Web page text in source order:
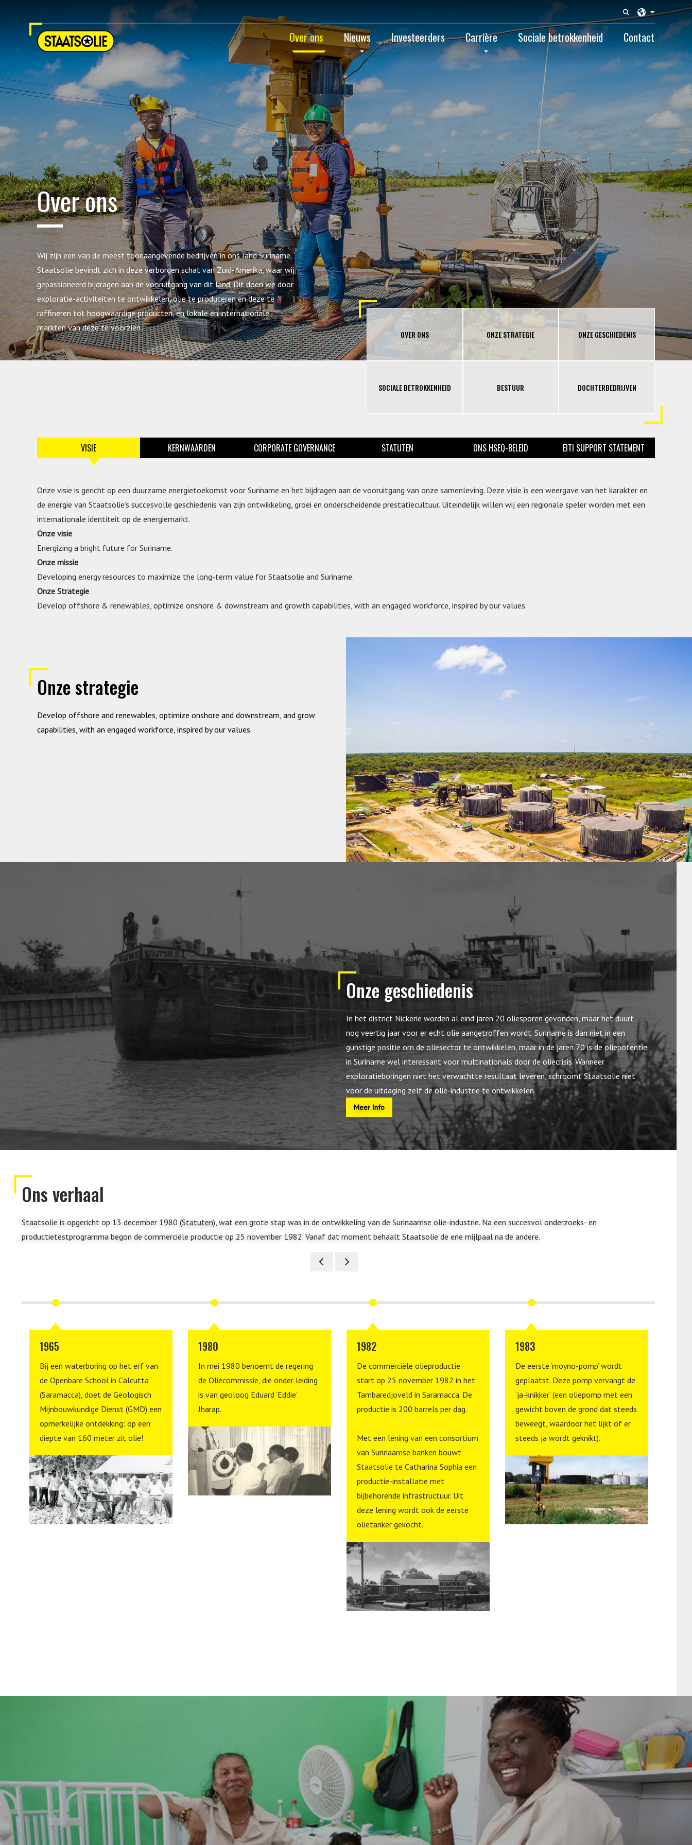
Language
Over ons Nieuws Investeerders Carrière Sociale betrokkenheid Contact
Over ons
Wij zijn een van de meest toonaangevende bedrijven in ons land Suriname.
Staatsolie bevindt zich in deze verborgen schat van Zuid-Amerika, waar wij
gepassioneerd bijdragen aan de vooruitgang van dit land. Dit doen we door
exploratie-activiteiten te ontwikkelen, olie te produceren en deze te
raffineren tot hoogwaardige producten, en lokale en internationale
markten van deze te voorzien.
OVER ONS ONZE STRATEGIE ONZE GESCHIEDENIS
SOCIALE BETROKKENHEID BESTUUR DOCHTERBEDRIJVEN
VISIE KERNWAARDEN CORPORATE GOVERNANCE STATUTEN ONS HSEQ-BELEID EITI SUPPORT STATEMENT
Onze visie is gericht op een duurzame energietoekomst voor Suriname en het bijdragen aan de vooruitgang van onze samenleving. Deze visie is een weergave van het karakter en
de energie van Staatsolie’s succesvolle geschiedenis van zijn ontwikkeling, groei en onderscheidende prestatiecultuur. Uiteindelijk willen wij een regionale speler worden met een
internationale identiteit op de energiemarkt.
Onze visie
Energizing a bright future for Suriname.
Onze missie
Developing energy resources to maximize the long-term value for Staatsolie and Suriname.
Onze Strategie
Develop offshore & renewables, optimize onshore & downstream and growth capabilities, with an engaged workforce, inspired by our values.
Onze strategie
Develop offshore and renewables, optimize onshore and downstream, and grow
capabilities, with an engaged workforce, inspired by our values.
Onze geschiedenis
In het district Nickerie worden al eind jaren 20 oliesporen gevonden, maar het duurt
nog veertig jaar voor er echt olie aangetroffen wordt. Suriname is dan niet in een
gunstige positie om de oliesector te ontwikkelen, maar in de jaren 70 is de oliepotentie
in Suriname wel interessant voor multinationals door de oliecrisis. Wanneer
exploratieboringen niet het verwachtte resultaat leveren, schroomt Staatsolie niet
voor de uitdaging zelf de olie-industrie te ontwikkelen.
Meer Info
Ons verhaal
Staatsolie is opgericht op 13 december 1980 (Statuten), wat een grote stap was in de ontwikkeling van de Surinaamse olie-industrie. Na een succesvol onderzoeks- en
productietestprogramma begon de commerciële productie op 25 november 1982. Vanaf dat moment behaalt Staatsolie de ene mijlpaal na de andere.
1965
Bij een waterboring op het erf van
de Openbare School in Calcutta
(Saramacca), doet de Geologisch
Mijnbouwkundige Dienst (GMD) een
opmerkelijke ontdekking: op een
diepte van 160 meter zit olie!
1980
In mei 1980 benoemt de regering
de Oliecommissie, die onder leiding
is van geoloog Eduard ‘Eddie’
Jharap.
1982
De commerciële olieproductie
start op 25 november 1982 in het
Tambaredjoveld in Saramacca. De
productie is 200 barrels per dag.
Met een lening van een consortium
van Surinaamse banken bouwt
Staatsolie te Catharina Sophia een
productie-installatie met
bijbehorende infrastructuur. Uit
deze lening wordt ook de eerste
olietanker gekocht.
1983
De eerste ‘moyno-pomp’ wordt
geplaatst. Deze pomp vervangt de
‘ja-knikker’ (een oliepomp met een
gewicht boven de grond dat steeds
beweegt, waardoor het lijkt of er
steeds ja wordt geknikt).